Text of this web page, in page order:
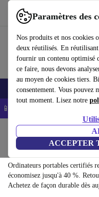
Paramètres des
Nos produits et nos cookies
deux réutilisés. En
fournir un contenu optimisé
ce faire, nous devons
au moyen de cookies tiers.
consentement. Vous pouvez
tout moment. Lisez notre
ACCEPTER
Utilisez refurbed rapidement et
Smartphones Laptops
📱 -5% EXTRA sur les
Ordinateurs portables:
Ordinateurs portables certifiés
économisez jusqu'à 40 %.
Achetez de façon durable dès